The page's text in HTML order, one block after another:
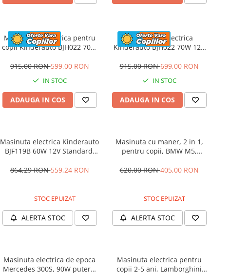
Motocicleta electrica pentru
copii Kinderauto BJH022 70W
915,00 RON599,00 RON
IN STOC
ADAUGA IN COS
Motocicleta electrica
Kinderauto BJH022 70W 12V
culoare Rosie
915,00 RON699,00 RON
IN STOC
ADAUGA IN COS
Masinuta electrica Kinderauto
BJF119B 60W 12V Standard,
864,29 RON559,24 RON
STOC EPUIZAT
ALERTA STOC
Masinuta cu maner, 2 in 1,
pentru copii, BMW M5,
620,00 RON405,00 RON
STOC EPUIZAT
ALERTA STOC
Masinuta electrica de epoca
Mercedes 300S, 90W putere,
Masinuta electrica pentru
copii 2-5 ani, Lamborghini